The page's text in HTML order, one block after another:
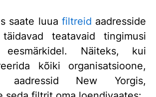
saate luua filtreid aadresside
teatavaid tingimusi
eesmärkidel. Näiteks, kui
kõiki organisatsioone,
New Yorgis,